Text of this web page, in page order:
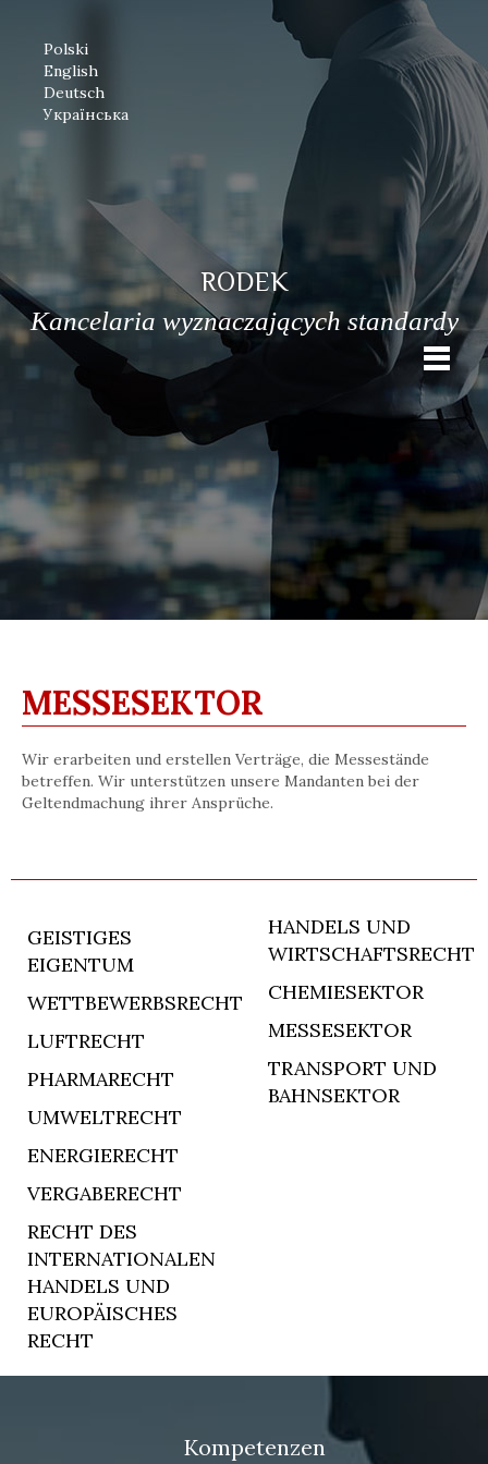
Polski
English
Deutsch
Українська
RODEK
Kancelaria wyznaczających standardy
MESSESEKTOR
Wir erarbeiten und erstellen Verträge, die Messestände
betreffen. Wir unterstützen unsere Mandanten bei der
Geltendmachung ihrer Ansprüche.
GEISTIGES
EIGENTUM
WETTBEWERBSRECHT
LUFTRECHT
PHARMARECHT
UMWELTRECHT
ENERGIERECHT
VERGABERECHT
RECHT DES
INTERNATIONALEN
HANDELS UND
EUROPÄISCHES
RECHT
HANDELS UND
WIRTSCHAFTSRECHT
CHEMIESEKTOR
MESSESEKTOR
TRANSPORT UND
BAHNSEKTOR
Kompetenzen